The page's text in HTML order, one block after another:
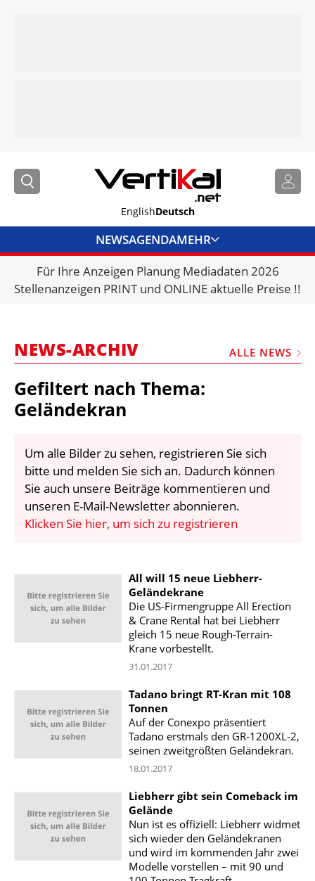
EnglishDeutsch
NEWSAGENDAMEHR
BRANCHENLINKS
VERMIETER
MARKTPLATZ
KRAN & BÜHNE
MEDIADATEN
WÄHRUNGSRECHNER
EINHEITENKONVERTER
Für Ihre Anzeigen Planung Mediadaten 2026
Stellenanzeigen PRINT und ONLINE aktuelle Preise !!
NEWS-ARCHIV ALLE NEWS
Gefiltert nach Thema:
Geländekran
Um alle Bilder zu sehen, registrieren Sie sich
bitte und melden Sie sich an. Dadurch können
Sie auch unsere Beiträge kommentieren und
unseren E-Mail-Newsletter abonnieren.
Klicken Sie hier, um sich zu registrieren
All will 15 neue Liebherr-
Geländekrane
Die US-Firmengruppe All Erection
& Crane Rental hat bei Liebherr
gleich 15 neue Rough-Terrain-
Krane vorbestellt.
31.01.2017
Tadano bringt RT-Kran mit 108
Tonnen
Auf der Conexpo präsentiert
Tadano erstmals den GR-1200XL-2,
seinen zweitgrößten Geländekran.
18.01.2017
Liebherr gibt sein Comeback im
Gelände
Nun ist es offiziell: Liebherr widmet
sich wieder den Geländekranen
und wird im kommenden Jahr zwei
Modelle vorstellen – mit 90 und